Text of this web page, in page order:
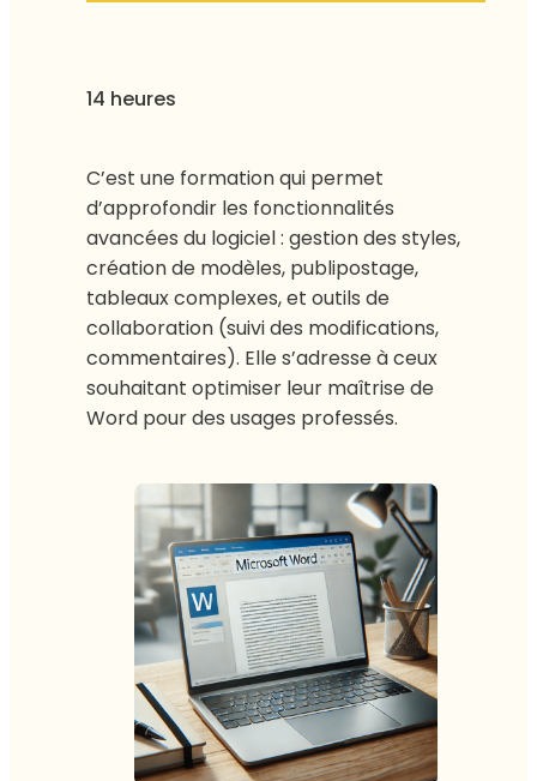
14 heures
C’est une formation qui permet
d’approfondir les fonctionnalités
avancées du logiciel : gestion des styles,
création de modèles, publipostage,
tableaux complexes, et outils de
collaboration (suivi des modifications,
commentaires). Elle s’adresse à ceux
souhaitant optimiser leur maîtrise de
Word pour des usages professés.